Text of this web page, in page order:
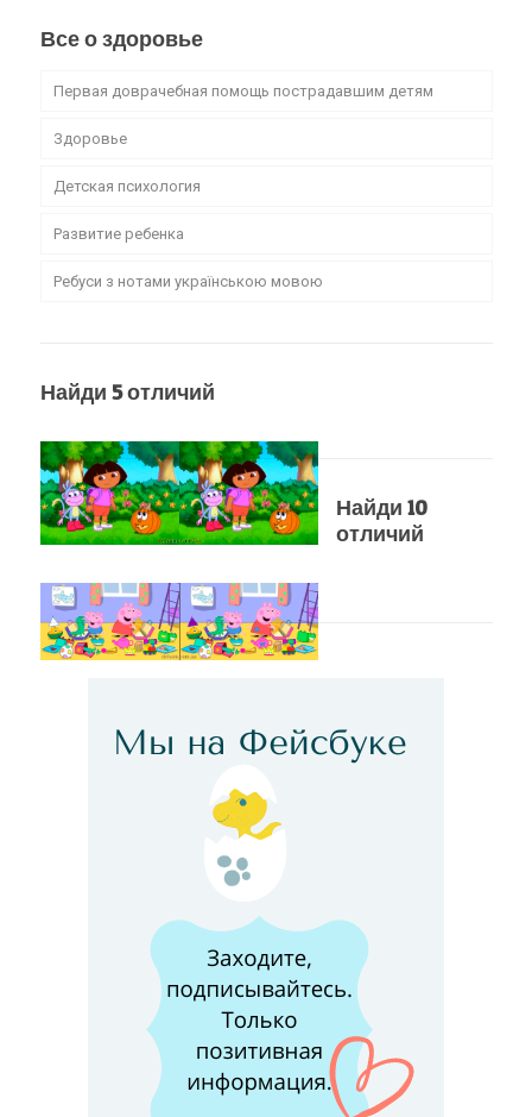
Все о здоровье
Первая доврачебная помощь пострадавшим детям
Здоровье
Детская психология
Развитие ребенка
Ребуси з нотами українською мовою
Найди 5 отличий
Найди 10
отличий